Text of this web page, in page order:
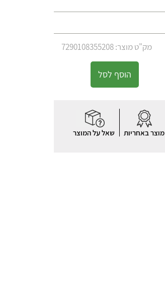
מק"ט מוצר: 7290108355208
הוסף לסל
מוצר באחריות שאל על המוצר